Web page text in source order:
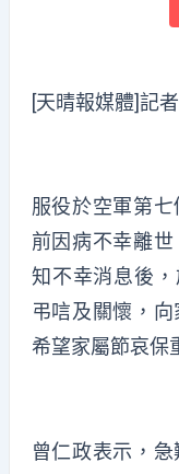
[天晴報媒體]記
服役於空軍第
前因病不幸離
知不幸消息後
弔唁及關懷，
希望家屬節哀保
曾仁政表示，